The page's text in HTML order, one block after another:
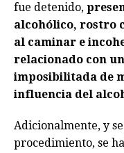
fue detenido,
alcohólico, rostro
al caminar e
relacionado con
imposibilitada de
influencia del
Adicionalmente, y
procedimiento, se